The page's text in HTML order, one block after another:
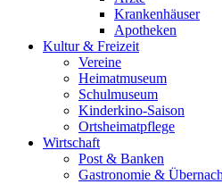
Krankenhäuser
Apotheken
Kultur & Freizeit
Vereine
Heimatmuseum
Schulmuseum
Kinderkino-Saison
Ortsheimatpflege
Wirtschaft
Post & Banken
Gastronomie &